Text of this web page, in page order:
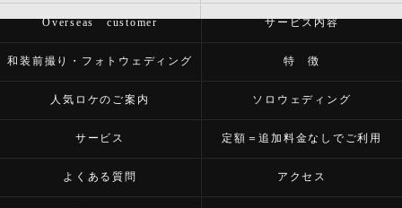
Overseas customer サービス内容
和装前撮り・フォトウェディング 特 徴
人気ロケのご案内 ソロウェディング
サービス 定額＝追加料金なしでご利用
よくある質問 アクセス